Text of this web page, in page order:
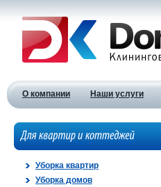
О компании Наши услуги
Уборка квартир
Уборка домов